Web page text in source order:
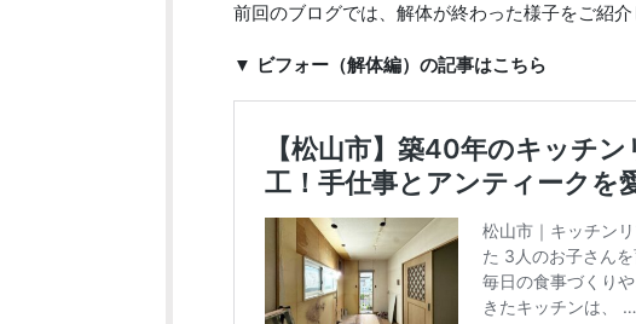
前回のブログでは、解体が終わった様子をご紹介
▼ ビフォー（解体編）の記事はこちら